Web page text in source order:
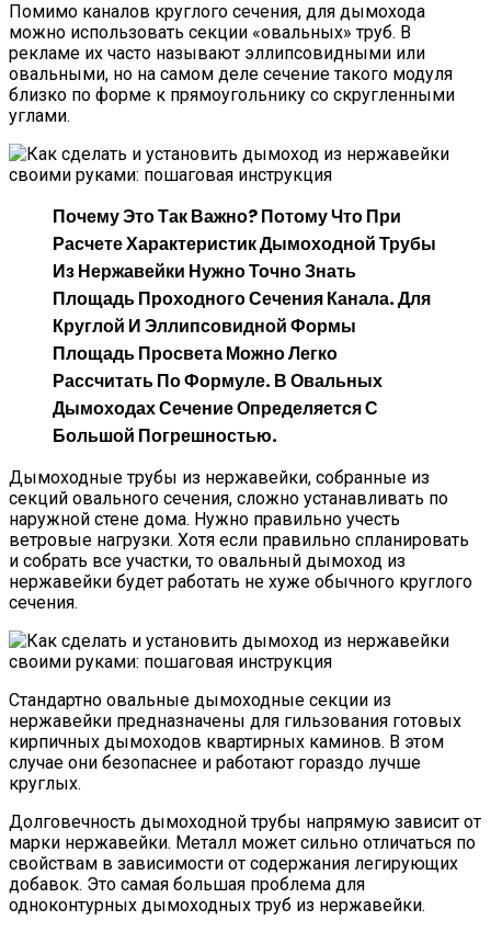
Помимо каналов круглого сечения, для дымохода
можно использовать секции «овальных» труб. В
рекламе их часто называют эллипсовидными или
овальными, но на самом деле сечение такого модуля
близко по форме к прямоугольнику со скругленными
углами.
Почему Это Так Важно?Потому Что При
Расчете Характеристик Дымоходной Трубы
Из Нержавейки Нужно Точно Знать
Площадь Проходного Сечения Канала. Для
Круглой И Эллипсовидной Формы
Площадь Просвета Можно Легко
Рассчитать По Формуле. В Овальных
Дымоходах Сечение Определяется С
Большой Погрешностью.
Дымоходные трубы из нержавейки, собранные из
секций овального сечения, сложно устанавливать по
наружной стене дома. Нужно правильно учесть
ветровые нагрузки. Хотя если правильно спланировать
и собрать все участки, то овальный дымоход из
нержавейки будет работать не хуже обычного круглого
сечения.
Стандартно овальные дымоходные секции из
нержавейки предназначены для гильзования готовых
кирпичных дымоходов квартирных каминов. В этом
случае они безопаснее и работают гораздо лучше
круглых.
Долговечность дымоходной трубы напрямую зависит от
марки нержавейки. Металл может сильно отличаться по
свойствам в зависимости от содержания легирующих
добавок. Это самая большая проблема для
одноконтурных дымоходных труб из нержавейки.